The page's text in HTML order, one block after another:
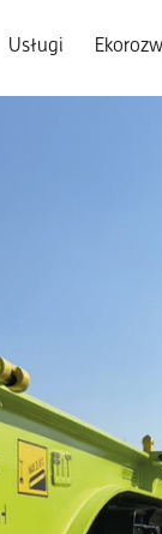
Usługi